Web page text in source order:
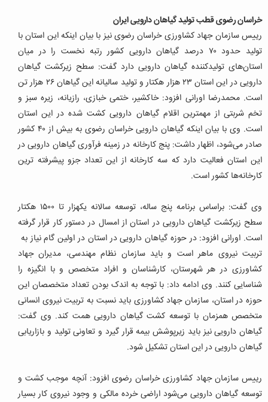
خراسان رضوی قطب تولید گیاهان دارویی ایران
رییس سازمان جهاد کشاورزی خراسان رضوی نیز با بیان اینکه این استان با
تولید حدود ۷۰ درصد گیاهان دارویی کشور رتبه نخست را در میان
استان‌های تولیدکننده گیاهان دارویی دارد گفت: سطح زیرکشت گیاهان
دارویی در این استان ۲۳ هزار هکتار و تولید سالیانه این گیاهان ۲۶ هزار تن
است. محمدرضا اورانی افزود: خاکشیر، ختمی خبازی، رازیانه، زیره سبز و
تخم شربتی از مهمترین اقلام گیاهان دارویی کشت شده در این استان
است. وی با بیان اینکه گیاهان دارویی خراسان رضوی به بیش از ۴۰ کشور
صادر می‌شود، اظهار داشت: پنج کارخانه در زمینه فرآوری گیاهان دارویی در
این استان فعالیت دارد که سه کارخانه از این تعداد جزو پیشرفته‌ ترین
کارخانه‌ها کشور است.
وی گفت: براساس برنامه پنج ساله، توسعه سالانه یکهزار تا ۱۵۰۰ هکتار
سطح زیرکشت گیاهان دارویی در استان از امسال در دستور کار قرار گرفته
است. اورانی افزود: در حوزه گیاهان دارویی در استان در اولین گام نیاز به
تربیت نیروی ماهر است و باید سازمان نظام مهندسی، مدیران جهاد
کشاورزی در هر شهرستان، کارشناسان و افراد متخصص و با انگیزه را
شناسایی کنند. وی ادامه داد: با توجه به اندک بودن تعداد متخصصان این
حوزه در استان، سازمان جهاد کشاورزی باید نسبت به تربیت نیروی انسانی
متخصص همزمان با توسعه کشت گیاهان دارویی همت کند. وی گفت:
گیاهان دارویی نیز باید زیرپوشش بیمه قرار گیرد و تعاونی تولید و بازاریابی
گیاهان دارویی در این استان تشکیل شود.
رییس سازمان جهاد کشاورزی خراسان رضوی افزود: آنچه موجب کشت و
توسعه گیاهان دارویی می‌شود اراضی خرده مالکی و وجود نیروی کار بسیار